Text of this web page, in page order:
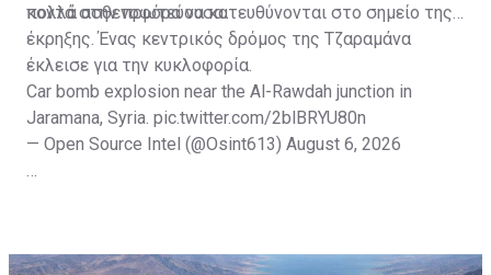
κοντά στην πρωτεύουσα.
πολλά ασθενοφόρα να κατευθύνονται στο σημείο της
έκρηξης. Ένας κεντρικός δρόμος της Τζαραμάνα
έκλεισε για την κυκλοφορία.
Car bomb explosion near the Al-Rawdah junction in
Jaramana, Syria. pic.twitter.com/2blBRYU80n
— Open Source Intel (@Osint613) August 6, 2026